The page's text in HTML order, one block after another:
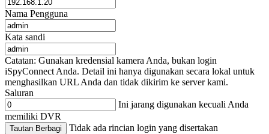
Nama Pengguna
Kata sandi
Catatan: Gunakan kredensial kamera Anda, bukan login
iSpyConnect Anda. Detail ini hanya digunakan secara lokal untuk
menghasilkan URL Anda dan tidak dikirim ke server kami.
Saluran
Ini jarang digunakan kecuali Anda
memiliki DVR
Tautan Berbagi Tidak ada rincian login yang disertakan